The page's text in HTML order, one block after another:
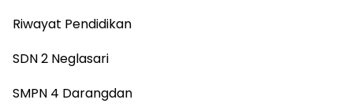
Riwayat Pendidikan
SDN 2 Neglasari
SMPN 4 Darangdan